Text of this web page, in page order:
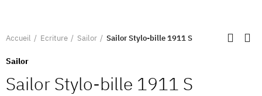
Accueil Ecriture Sailor Sailor Stylo-bille 1911 S
Sailor
Sailor Stylo-bille 1911 S